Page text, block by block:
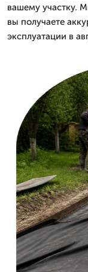
вашему участку.
вы получаете
эксплуатации в